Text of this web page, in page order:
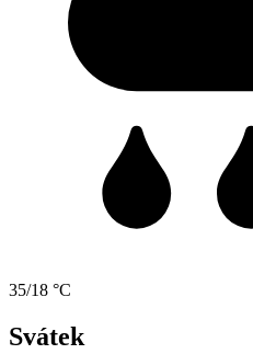
35/18 °C
Svátek